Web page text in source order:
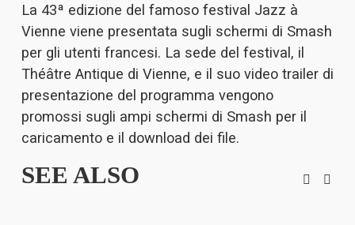
La 43ª edizione del famoso festival Jazz à
Vienne viene presentata sugli schermi di Smash
per gli utenti francesi. La sede del festival, il
Théâtre Antique di Vienne, e il suo video trailer di
presentazione del programma vengono
promossi sugli ampi schermi di Smash per il
caricamento e il download dei file.
SEE ALSO